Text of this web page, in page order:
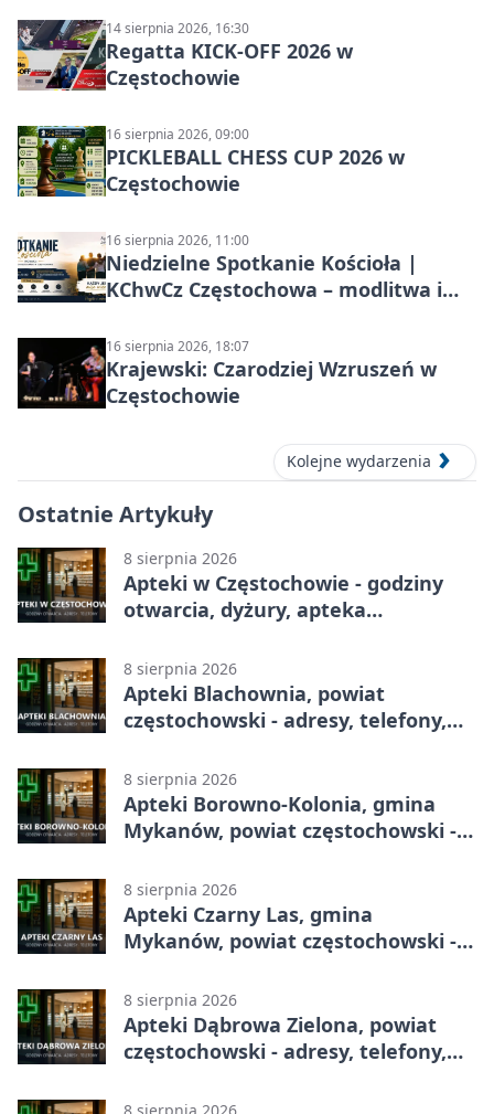
14 sierpnia 2026, 16:30
Regatta KICK-OFF 2026 w
Częstochowie
16 sierpnia 2026, 09:00
PICKLEBALL CHESS CUP 2026 w
Częstochowie
16 sierpnia 2026, 11:00
Niedzielne Spotkanie Kościoła |
KChwCz Częstochowa – modlitwa i
16 sierpnia 2026, 18:07
Krajewski: Czarodziej Wzruszeń w
Częstochowie
Kolejne wydarzenia
Ostatnie Artykuły
8 sierpnia 2026
Apteki w Częstochowie - godziny
otwarcia, dyżury, apteka
8 sierpnia 2026
Apteki Blachownia, powiat
częstochowski - adresy, telefony,
8 sierpnia 2026
Apteki Borowno-Kolonia, gmina
Mykanów, powiat częstochowski -
8 sierpnia 2026
Apteki Czarny Las, gmina
Mykanów, powiat częstochowski -
8 sierpnia 2026
Apteki Dąbrowa Zielona, powiat
częstochowski - adresy, telefony,
8 sierpnia 2026